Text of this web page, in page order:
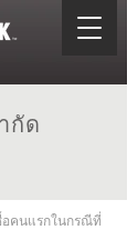
กัด
อคนแรกในกรณีที่